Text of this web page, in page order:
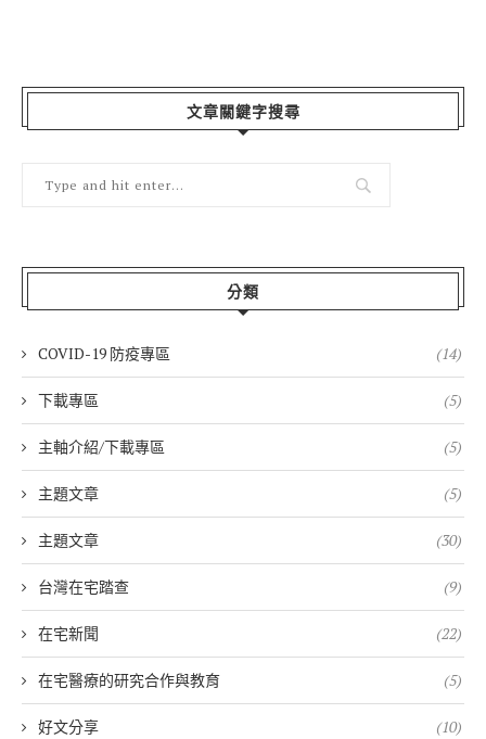
文章關鍵字搜尋
分類
COVID-19 防疫專區 (14)
下載專區 (5)
主軸介紹/下載專區 (5)
主題文章 (5)
主題文章 (30)
台灣在宅踏查 (9)
在宅新聞 (22)
在宅醫療的研究合作與教育 (5)
好文分享 (10)